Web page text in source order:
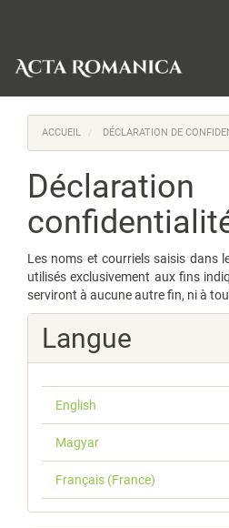
principal
latérale
ACCUEIL DÉCLARATION DE
Les noms et courriels saisis dans
utilisés exclusivement aux fins
serviront à aucune autre fin, ni à
Langue
English
Magyar
Français (France)